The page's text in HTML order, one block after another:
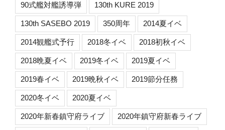
90式艦対艦誘導弾 130th KURE 2019
130th SASEBO 2019 350周年 2014夏イベ
2014観艦式予行 2018冬イベ 2018初秋イベ
2018晩夏イベ 2019冬イベ 2019夏イベ
2019春イベ 2019晩秋イベ 2019節分任務
2020冬イベ 2020夏イベ
2020年新春鎮守府ライブ 2020年鎮守府新春ライブ